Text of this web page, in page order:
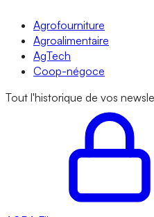
Agrofourniture
Agroalimentaire
AgTech
Coop-négoce
Tout l'historique de vos